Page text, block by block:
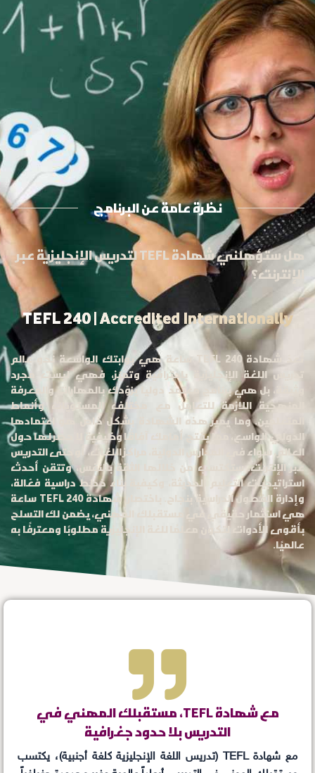
نظرة عامة عن البرنامج
هل ستؤهلني شهادة TEFL لتدريس الإنجليزية عبر
الإنترنت؟
TEFL 240 | Accredited Internationally
تُعدّ شهادة TEFL 240 ساعة هي بوابتك الواسعة نحو عالم
تدريس اللغة الإنجليزية باحترافية وتميّز، فهي ليست مجرد
وثيقة، بل هي برنامج معتمد دوليا يزوّدك بالمهارات والمعرفة
المنهجية اللازمة للتعامل مع مختلف المستويات وأنماط
المتعلمين. وما يميز هذه الشهادة بشكل خاص هو اعتمادها
الدولي الواسع، مما يفتح أمامك آفاقًا وظيفية لا حصر لها حول
العالم، سواء في المدارس الدولية، مراكز اللغات، أو حتى التدريس
عبر الإنترنت. ستكتسب من خلالها الثقة بالنفس، وتتقن أحدث
استراتيجيات التعليم الحديثة، وكيفية بناء خطط دراسية فعّالة،
وإدارة الفصول الدراسية بنجاح. باختصار، شهادة TEFL 240 ساعة
هي استثمار حقيقي في مستقبلك المهني، يضمن لك التسلح
بأقوى الأدوات لتكون معلمًا للغة الإنجليزية مطلوبًا ومعترفًا به
عالميًا.
مع شهادة TEFL، مستقبلك المهني في
التدريس بلا حدود جغرافية
مع شهادة TEFL (تدريس اللغة الإنجليزية كلغة أجنبية)، يكتسب